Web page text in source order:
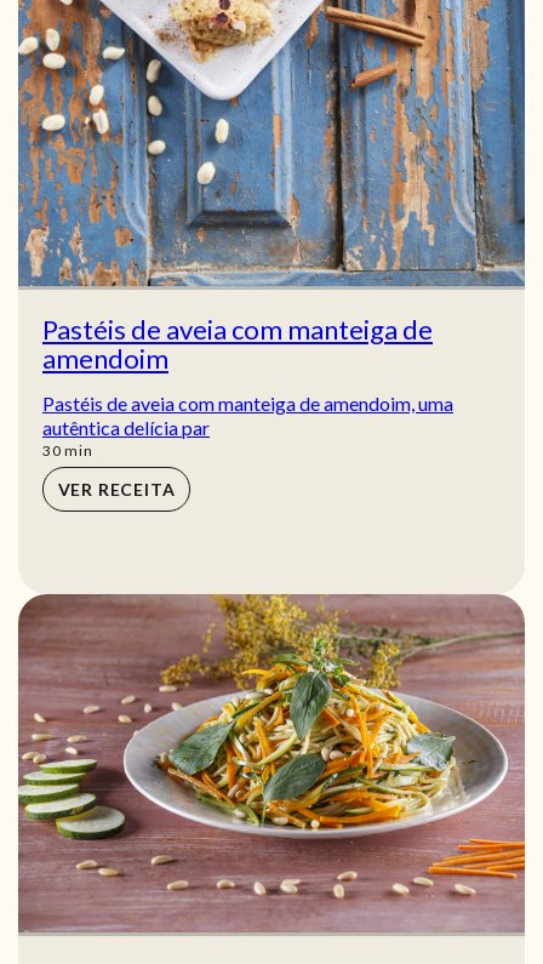
Pastéis de aveia com manteiga de
amendoim
Pastéis de aveia com manteiga de amendoim, uma
autêntica delícia par
30min
min
VER RECEITA